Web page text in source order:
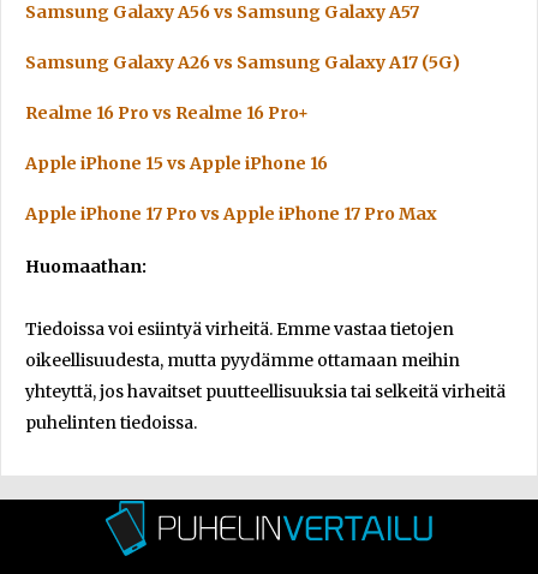
Samsung Galaxy A56 vs Samsung Galaxy A57
Samsung Galaxy A26 vs Samsung Galaxy A17 (5G)
Realme 16 Pro vs Realme 16 Pro+
Apple iPhone 15 vs Apple iPhone 16
Apple iPhone 17 Pro vs Apple iPhone 17 Pro Max
Huomaathan:
Tiedoissa voi esiintyä virheitä. Emme vastaa tietojen
oikeellisuudesta, mutta pyydämme ottamaan meihin
yhteyttä, jos havaitset puutteellisuuksia tai selkeitä virheitä
puhelinten tiedoissa.